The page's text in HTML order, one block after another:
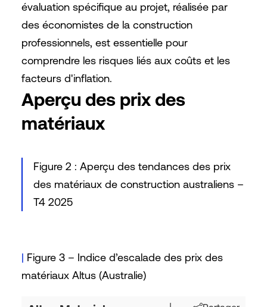
évaluation spécifique au projet, réalisée par
des économistes de la construction
professionnels, est essentielle pour
comprendre les risques liés aux coûts et les
facteurs d'inflation.
Aperçu des prix des
matériaux
Figure 2 : Aperçu des tendances des prix
des matériaux de construction australiens –
T4 2025
| Figure 3 – Indice d’escalade des prix des
matériaux Altus (Australie)